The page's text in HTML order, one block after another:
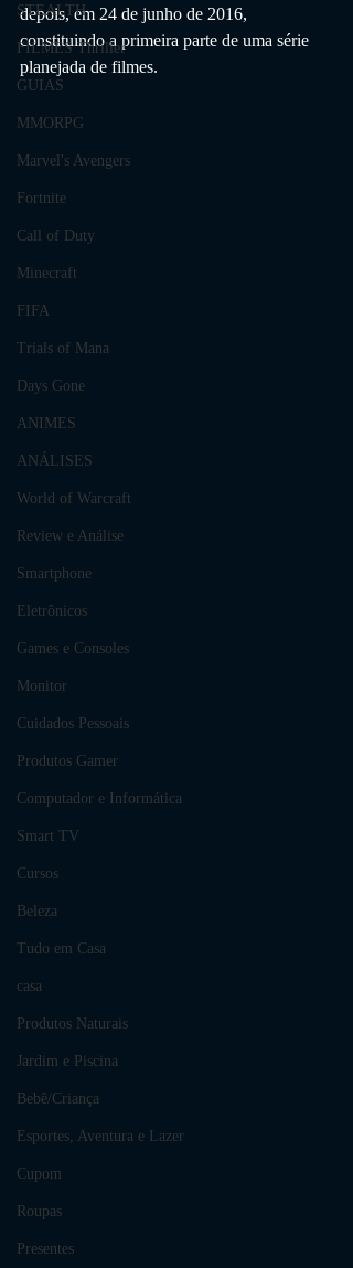
STEALTH
FILMES Thriller
GUIAS
MMORPG
Marvel's Avengers
Fortnite
Call of Duty
Minecraft
FIFA
Trials of Mana
Days Gone
ANIMES
ANÁLISES
World of Warcraft
Review e Análise
Smartphone
Eletrônicos
Games e Consoles
Monitor
Cuidados Pessoais
Produtos Gamer
Computador e Informática
Smart TV
Cursos
Beleza
Tudo em Casa
casa
Produtos Naturais
Jardim e Piscina
Bebê/Criança
Esportes, Aventura e Lazer
Cupom
Roupas
Presentes
depois, em 24 de junho de 2016,
constituindo a primeira parte de uma série
planejada de filmes.